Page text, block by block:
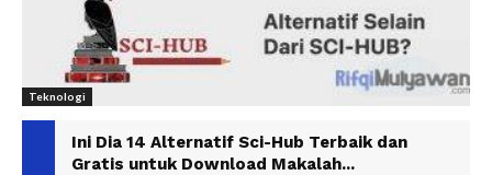
Teknologi
Ini Dia 14 Alternatif Sci-Hub Terbaik dan
Gratis untuk Download Makalah...